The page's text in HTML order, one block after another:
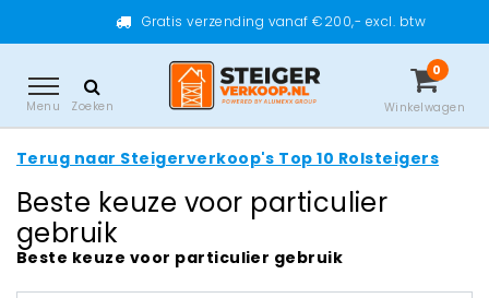
Gratis verzending vanaf €200,- excl. btw
Menu Zoeken
0
Winkelwagen
Terug naar Steigerverkoop's Top 10 Rolsteigers
Beste keuze voor particulier
gebruik
Beste keuze voor particulier gebruik